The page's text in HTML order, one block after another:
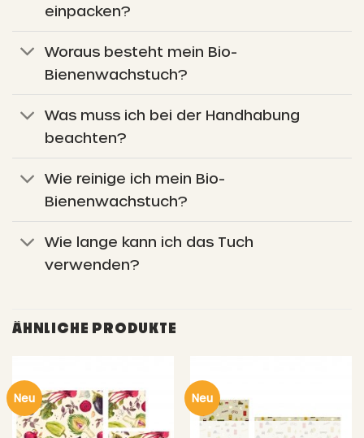
einpacken?
Woraus besteht mein Bio-
Bienenwachstuch?
Was muss ich bei der Handhabung
beachten?
Wie reinige ich mein Bio-
Bienenwachstuch?
Wie lange kann ich das Tuch
verwenden?
ÄHNLICHE PRODUKTE
Neu Neu